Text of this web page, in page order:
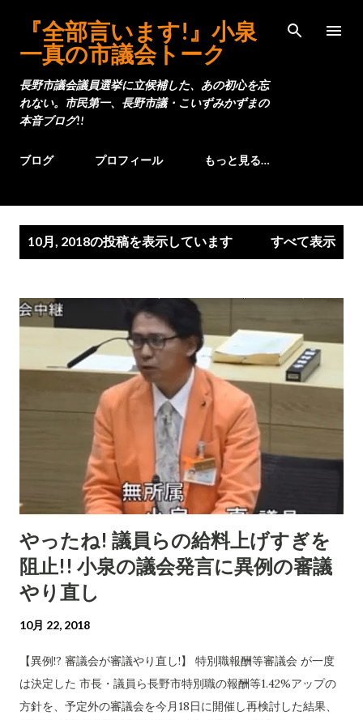
スキップしてメイン コンテンツに移動
『全部言います!』小泉
一真の市議会トーク
長野市議会議員選挙に立候補した、あの初心を忘
れない。市民第一、長野市議・こいずみかずまの
本音ブログ!!
ブログ プロフィール もっと見る…
10月, 2018の投稿を表示しています すべて表示
やったね! 議員らの給料上げすぎを
阻止!! 小泉の議会発言に異例の審議
やり直し
10月 22, 2018
【異例!? 審議会が審議やり直し!】 特別職報酬等審議会 が一度
は決定した 市長・議員ら長野市特別職の報酬等1.42%アップの
方針を、予定外の審議会を今月18日に開催し再検討した結果、